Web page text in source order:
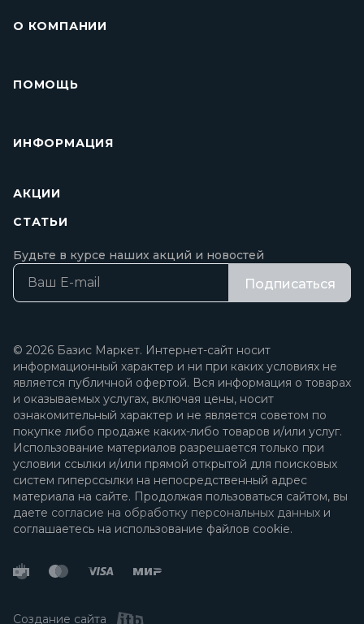
О КОМПАНИИ
ПОМОЩЬ
ИНФОРМАЦИЯ
АКЦИИ
СТАТЬИ
Будьте в курсе наших акций и новостей
Подписаться
© 2026 Базис Маркет. Интернет-сайт носит
информационный характер и ни при каких условиях не
является публичной офертой. Вся информация о товарах
и оказываемых услугах, включая цены, носит
ознакомительный характер и не является советом по
покупке либо продаже каких-либо товаров и/или услуг.
Использование материалов разрешается только при
условии ссылки и/или прямой открытой для поисковых
систем гиперссылки на непосредственный адрес
материала на сайте. Продолжая пользоваться сайтом, вы
даете согласие на обработку персональных данных и
соглашаетесь на использование файлов cookie.
Создание сайта